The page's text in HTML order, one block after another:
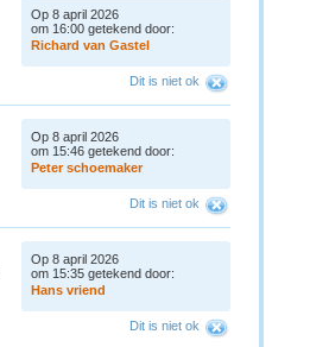
Op 8 april 2026
om 16:00 getekend door:
Richard van Gastel
Dit is niet ok
Op 8 april 2026
om 15:46 getekend door:
Peter schoemaker
Dit is niet ok
Op 8 april 2026
om 15:35 getekend door:
Hans vriend
Dit is niet ok